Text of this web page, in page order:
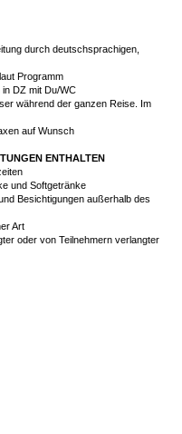
durch deutschsprachigen,
Programm
DZ mit Du/WC
während der ganzen Reise. Im
auf Wunsch
ENTHALTEN
und Softgetränke
Besichtigungen außerhalb des
Art
oder von Teilnehmern verlangter